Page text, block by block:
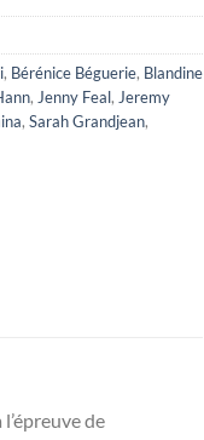
, Bérénice Béguerie, Blandine
, Jenny Feal, Jeremy
, Sarah Grandjean,
de